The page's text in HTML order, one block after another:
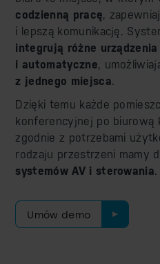
codzienną pracę,
i lepszą komunikację.
integrują różne
i automatyczne,
z jednego miejsca.
Dzięki temu każde
konferencyjnej po biurową
zgodnie z potrzebami
rodzaju przestrzeni mamy
systemów AV i sterowania.
Umów demo